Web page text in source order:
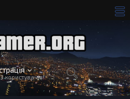
користувачів!